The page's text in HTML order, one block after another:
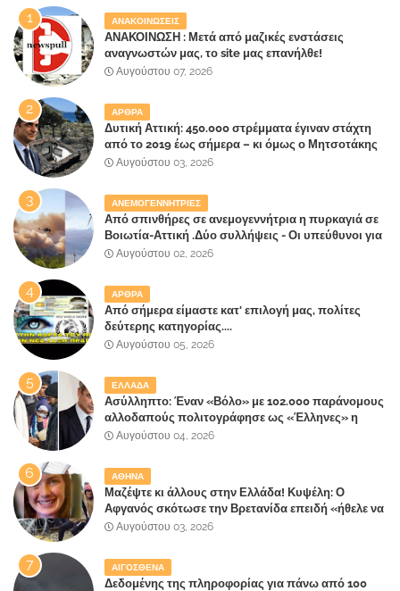
ΑΝΑΚΟΙΝΩΣΕΙΣ
ΑΝΑΚΟΙΝΩΣΗ : Μετά από μαζικές ενστάσεις
αναγνωστών μας, το site μας επανήλθε!
Αυγούστου 07, 2026
ΑΡΘΡΑ
Δυτική Αττική: 450.000 στρέμματα έγιναν στάχτη
από το 2019 έως σήμερα – κι όμως ο Μητσοτάκης
έλαβε 40% και 45% στις εκλογές του 2023,ενώ 50%
Αυγούστου 03, 2026
ΑΝΕΜΟΓΕΝΝΗΤΡΙΕΣ
Από σπινθήρες σε ανεμογεννήτρια η πυρκαγιά σε
Βοιωτία-Αττική .Δύο συλλήψεις - Οι υπεύθυνοι για
την λάθος διαχείριση της κατάσβεσης θα
Αυγούστου 02, 2026
ΑΡΘΡΑ
Από σήμερα είμαστε κατ' επιλογή μας, πολίτες
δεύτερης κατηγορίας....
Αυγούστου 05, 2026
ΕΛΛΑΔΑ
Ασύλληπτο: Έναν «Βόλο» με 102.000 παράνομους
αλλοδαπούς πολιτογράφησε ως «Έλληνες» η
κυβέρνηση!
Αυγούστου 04, 2026
ΑΘΗΝΑ
Μαζέψτε κι άλλους στην Ελλάδα! Κυψέλη: Ο
Αφγανός σκότωσε την Βρετανίδα επειδή «ήθελε να
κάνει τη σύντροφό του χριστιανή»
Αυγούστου 03, 2026
ΑΙΓΟΣΘΕΝΑ
Δεδομένης της πληροφορίας για πάνω από 100